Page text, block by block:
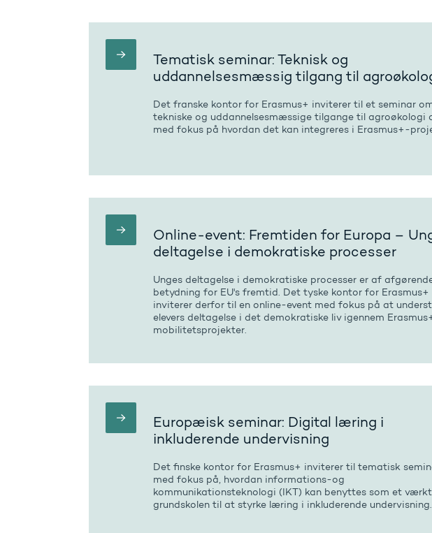
Tematisk seminar: Teknisk og
uddannelsesmæssig tilgang til
Det franske kontor for Erasmus+ inviterer til et seminar
tekniske og uddannelsesmæssige tilgange til agroøkologi
med fokus på hvordan det kan integreres i Erasmus+-
Online-event: Fremtiden for Europa –
deltagelse i demokratiske processer
Unges deltagelse i demokratiske processer er af
betydning for EU's fremtid. Det tyske kontor for Erasmus+
inviterer derfor til en online-event med fokus på at
elevers deltagelse i det demokratiske liv igennem
mobilitetsprojekter.
Europæisk seminar: Digital læring i
inkluderende undervisning
Det finske kontor for Erasmus+ inviterer til tematisk
med fokus på, hvordan informations-og
kommunikationsteknologi (IKT) kan benyttes som et
grundskolen til at styrke læring i inkluderende undervisning.